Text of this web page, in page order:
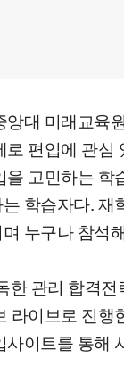
앙대 미래교육
편입에 관심
을 고민하는 학
학습자다. 재
누구나 참석
한 관리 합격전
라이브로 진행
사이트를 통해